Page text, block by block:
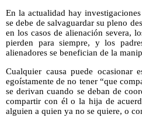
En la actualidad hay
se debe de salvaguardar su pleno
en los casos de alienación severa,
pierden para siempre, y los
alienadores se benefician de la
Cualquier causa puede ocasionar
egoístamente de no tener “que
se derivan cuando se deban de
compartir con él o la hija de
alguien a quien ya no se quiere, o